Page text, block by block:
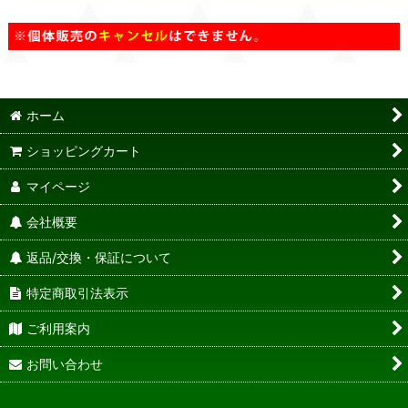
ホーム
ショッピングカート
マイページ
会社概要
返品/交換・保証について
特定商取引法表示
ご利用案内
お問い合わせ